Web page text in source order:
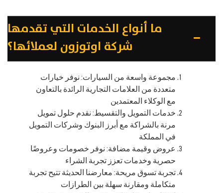
ما أنواع الخدمات التي تقدمها
شركة اوتوزون لعملائها؟
مجموعة واسعة من السيارات: نوفر خيارات
متعددة من العلامات التجارية الرائدة بالتعاون
مع الوكلاء المعتمدين
خدمات التمويل والتقسيط: نقدم حلول تمويل
مرنة بالشراكة مع أبرز البنوك وشركات التمويل
في المملكة
عروض وقيمة مضافة: نوفر خصومات وعروضًا
حصرية وخدمات تعزز تجربة الشراء
تجربة تسوق مريحة: معارضنا الحديثة تتيح تجربة
متكاملة ومقارنة سهلة بين الطرازات